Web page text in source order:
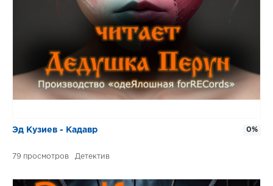
Эд Кузиев - Кадавр
79 Детектив
0%